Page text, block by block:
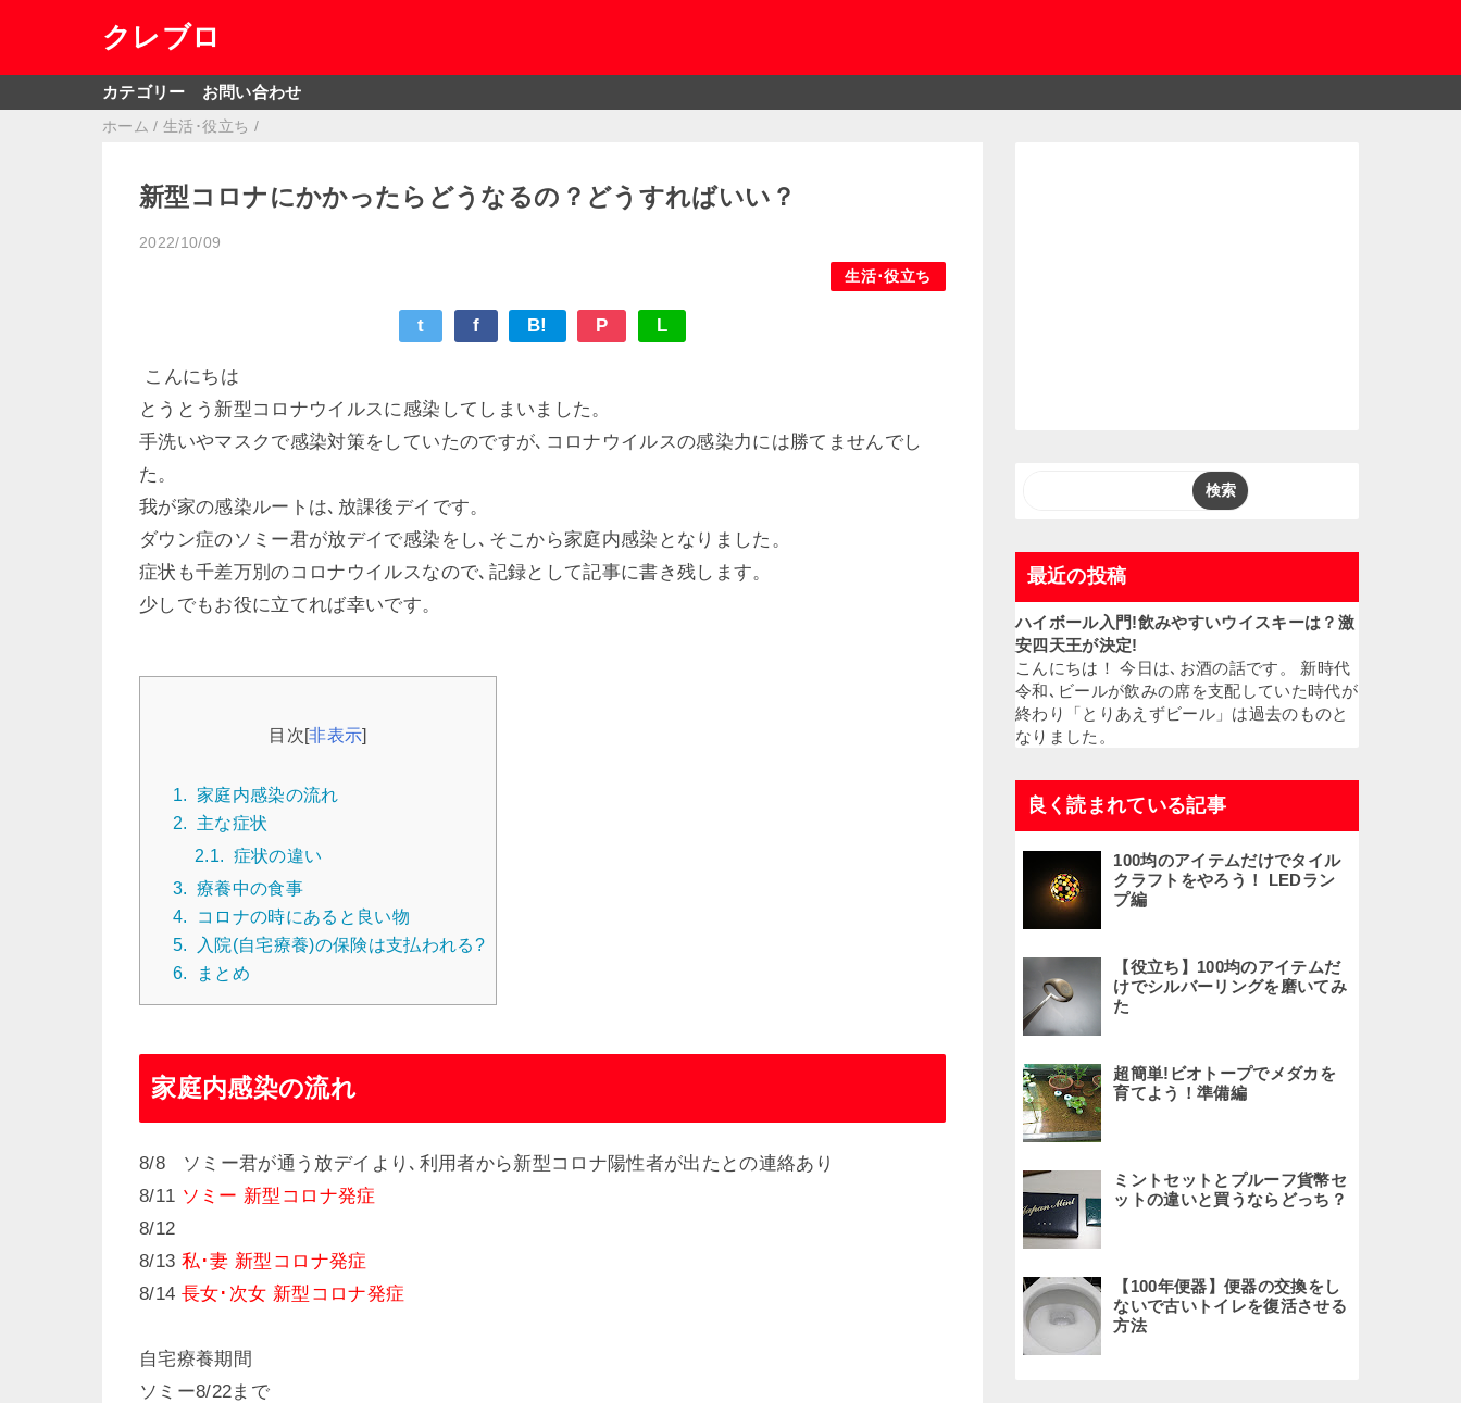
クレブロ
カテゴリー お問い合わせ
ホーム /生活･役立ち /
新型コロナにかかったらどうなるの？どうすればいい？
2022/10/09
生活･役立ち
t f B! P L
こんにちは
とうとう新型コロナウイルスに感染してしまいました。
手洗いやマスクで感染対策をしていたのですが､コロナウイルスの感染力には勝てませんでし
た。
我が家の感染ルートは､放課後デイです。
ダウン症のソミー君が放デイで感染をし､そこから家庭内感染となりました。
症状も千差万別のコロナウイルスなので､記録として記事に書き残します。
少しでもお役に立てれば幸いです。
目次[非表示]
1. 家庭内感染の流れ
2.
主な症状
2.1. 症状の違い
3. 療養中の食事
4.
コロナの時にあると良い物
5.
入院(自宅療養)の保険は支払われる?
6.
まとめ
家庭内感染の流れ
8/8 ソミー君が通う放デイより､利用者から新型コロナ陽性者が出たとの連絡あり
8/11 ソミー 新型コロナ発症
8/12
8/13 私･妻 新型コロナ発症
8/14 長女･次女 新型コロナ発症
自宅療養期間
ソミー8/22まで
最近の投稿
ハイボール入門!飲みやすいウイスキーは？激
安四天王が決定!
こんにちは！ 今日は､お酒の話です。 新時代
令和､ビールが飲みの席を支配していた時代が
終わり「とりあえずビール」は過去のものと
なりました。
良く読まれている記事
100均のアイテムだけでタイル
クラフトをやろう！ LEDラン
プ編
【役立ち】100均のアイテムだ
けでシルバーリングを磨いてみ
た
超簡単!ビオトープでメダカを
育てよう！準備編
ミントセットとプルーフ貨幣セ
ットの違いと買うならどっち？
【100年便器】便器の交換をし
ないで古いトイレを復活させる
方法